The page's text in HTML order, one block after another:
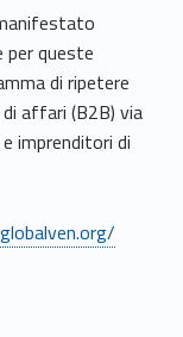
per queste
di ripetere
affari (B2B) via
imprenditori di